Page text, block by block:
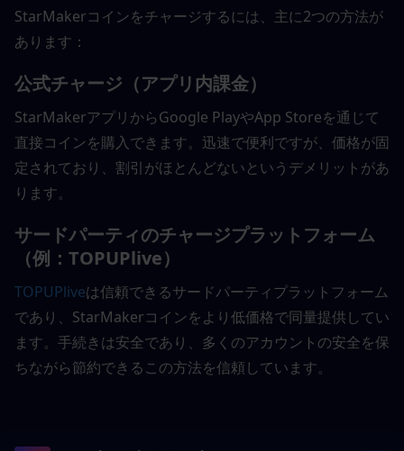
StarMakerコインをチャージするには、主に2つの方法が
あります：
公式チャージ（アプリ内課金）
StarMakerアプリからGoogle PlayやApp Storeを通じて
直接コインを購入できます。迅速で便利ですが、価格が固
定されており、割引がほとんどないというデメリットがあ
ります。
サードパーティのチャージプラットフォーム
（例：TOPUPlive）
TOPUPliveは信頼できるサードパーティプラットフォーム
であり、StarMakerコインをより低価格で同量提供してい
ます。手続きは安全であり、多くのアカウントの安全を保
ちながら節約できるこの方法を信頼しています。